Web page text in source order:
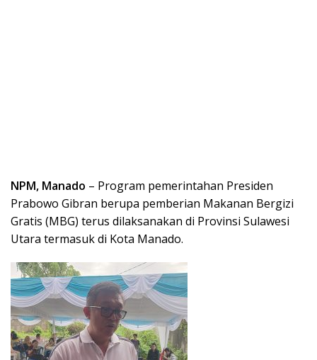
NPM, Manado – Program pemerintahan Presiden
Prabowo Gibran berupa pemberian Makanan Bergizi
Gratis (MBG) terus dilaksanakan di Provinsi Sulawesi
Utara termasuk di Kota Manado.